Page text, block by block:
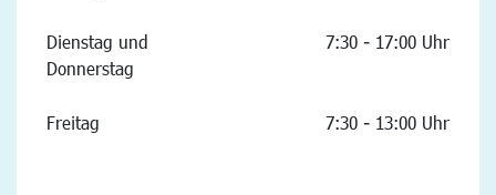
Dienstag und
Donnerstag
7:30 - 17:00 Uhr
Freitag 7:30 - 13:00 Uhr